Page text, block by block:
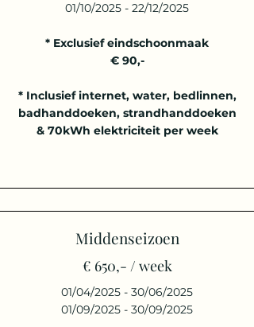
01/10/2025 - 22/12/2025
* Exclusief eindschoonmaak
€ 90,-
* Inclusief internet, water, bedlinnen,
badhanddoeken, strandhanddoeken
& 70kWh elektriciteit per week
Middenseizoen
€ 650,- / week
01/04/2025 - 30/06/2025
01/09/2025 - 30/09/2025